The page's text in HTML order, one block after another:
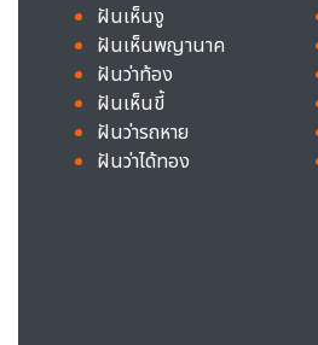
ฝันเห็นงู
ฝันเห็นพญานาค
ฝันว่าท้อง
ฝันเห็นขี้
ฝันว่ารถหาย
ฝันว่าได้ทอง